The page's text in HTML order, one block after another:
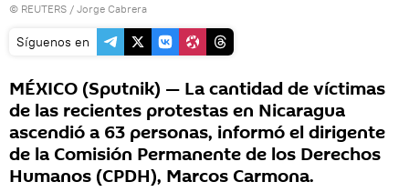
© REUTERS / Jorge Cabrera
Síguenos en
MÉXICO (Sputnik) — La cantidad de víctimas
de las recientes protestas en Nicaragua
ascendió a 63 personas, informó el dirigente
de la Comisión Permanente de los Derechos
Humanos (CPDH), Marcos Carmona.